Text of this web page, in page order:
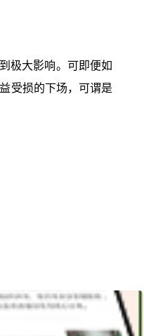
极大影响。可即便如
受损的下场，可谓是